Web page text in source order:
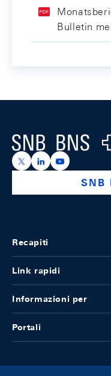
Bulletin
Logo
https://x.com/
https://https://
SNB
Recapiti
Link rapidi
Informazioni per
Portali